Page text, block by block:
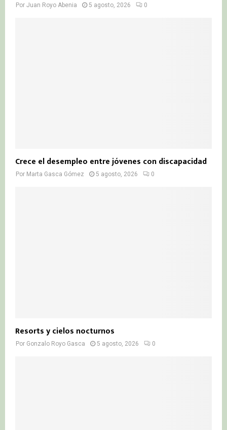
Por Juan Royo Abenia 5 agosto, 2026 0
Crece el desempleo entre jóvenes con discapacidad
Por Marta Gasca Gómez 5 agosto, 2026 0
Resorts y cielos nocturnos
Por Gonzalo Royo Gasca 5 agosto, 2026 0